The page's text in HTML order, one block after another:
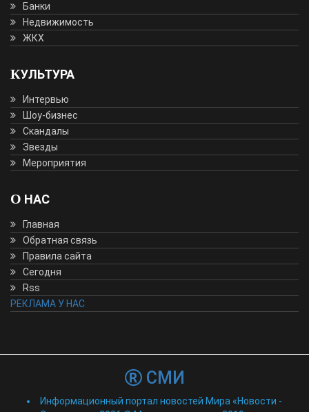
Банки
Недвижимость
ЖКХ
КУЛЬТУРА
Интервью
Шоу-бизнес
Скандалы
Звезды
Мероприятия
О НАС
Главная
Обратная связь
Правила сайта
Сегодня
Rss
РЕКЛАМА У НАС
СМИ
Информационный портал новостей Мира «Новости -